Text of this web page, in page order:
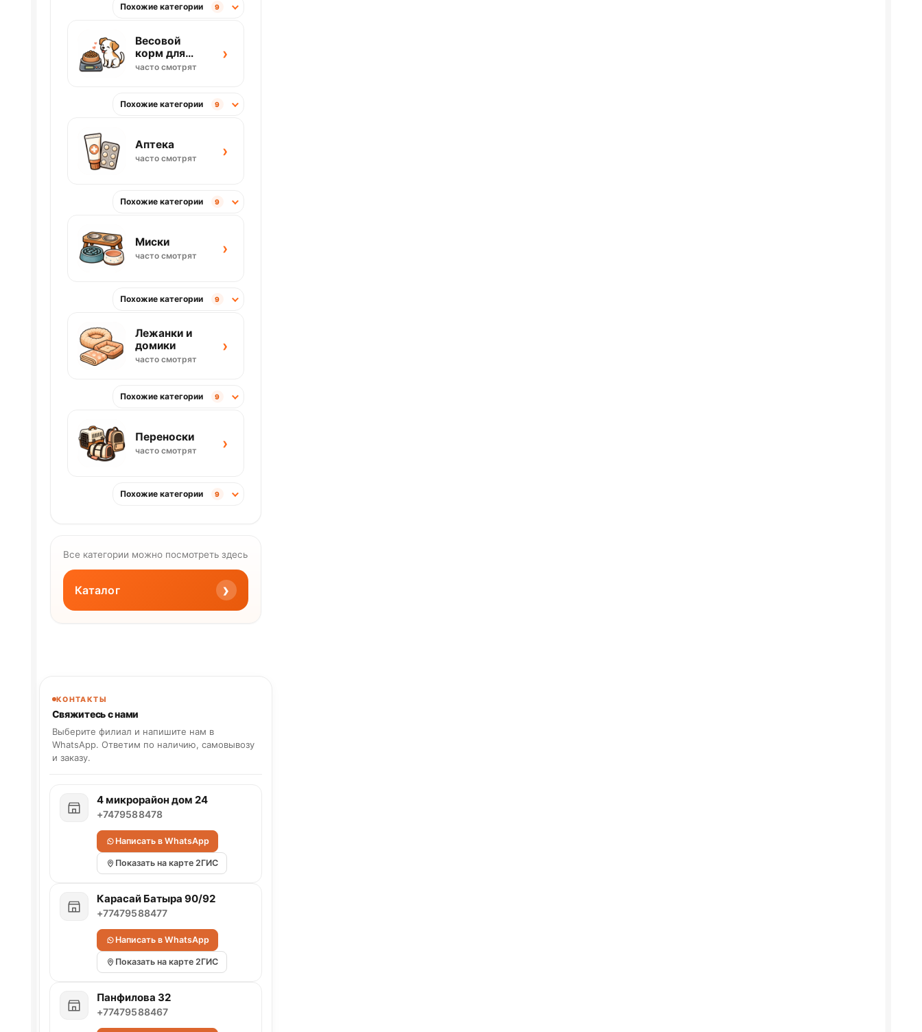
Похожие категории 9
Весовой
корм для
собак
часто смотрят
›
Похожие категории 9
Аптека
часто смотрят ›
Похожие категории 9
Миски
часто смотрят ›
Похожие категории 9
Лежанки и
домики
часто смотрят
›
Похожие категории 9
Переноски
часто смотрят ›
Похожие категории 9
Все категории можно посмотреть здесь
Каталог ›
КОНТАКТЫ
Свяжитесь с нами
Выберите филиал и напишите нам в
WhatsApp. Ответим по наличию, самовывозу
и заказу.
4 микрорайон дом 24
+7479588478
Написать в WhatsApp
Показать на карте 2ГИС
Карасай Батыра 90/92
+77479588477
Написать в WhatsApp
Показать на карте 2ГИС
Панфилова 32
+77479588467